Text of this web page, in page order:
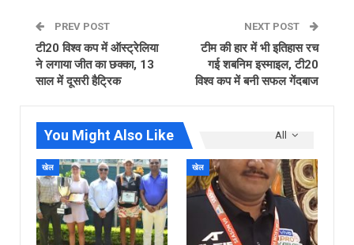
PREV POST
टी20 विश्व कप में ऑस्ट्रेलिया
ने लगाया जीत का छक्का, 13
साल में दूसरी हैट्रिक
NEXT POST
टीम की हार में भी इतिहास रच
गई शबनिम इस्माइल, टी20
विश्व कप में बनी सफल गेंदबाज
All
You Might Also Like
खेल खेल